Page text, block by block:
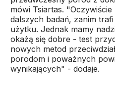
mówi Tsiartas.
dalszych badań, zanim
użytku. Jednak mamy
okażą się dobre - test
nowych metod
porodom i poważnych
wynikających" - dodaje.